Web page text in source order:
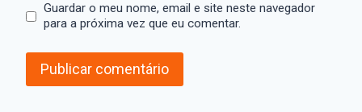
Guardar o meu nome, email e site neste navegador
para a próxima vez que eu comentar.